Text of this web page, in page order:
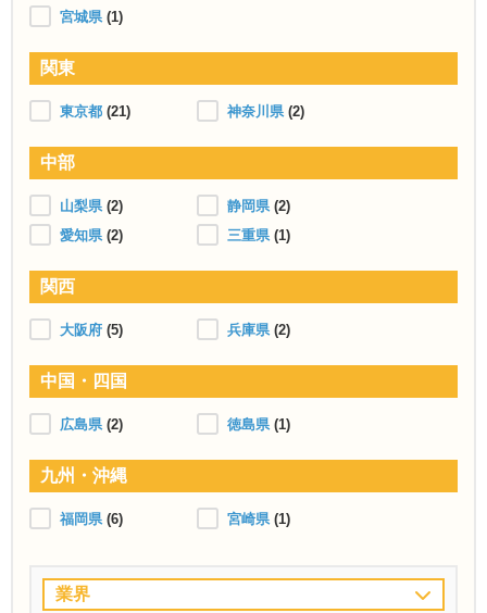
宮城県 (1)
関東
東京都 (21) 神奈川県 (2)
中部
山梨県 (2) 静岡県 (2)
愛知県 (2) 三重県 (1)
関西
大阪府 (5) 兵庫県 (2)
中国・四国
広島県 (2) 徳島県 (1)
九州・沖縄
福岡県 (6) 宮崎県 (1)
業界